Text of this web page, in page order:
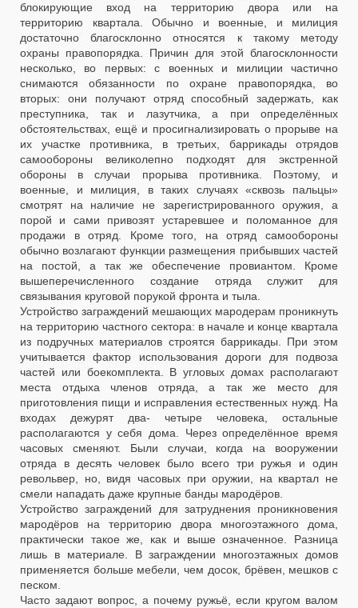
блокирующие вход на территорию двора или на
территорию квартала. Обычно и военные, и милиция
достаточно благосклонно относятся к такому методу
охраны правопорядка. Причин для этой благосклонности
несколько, во первых: с военных и милиции частично
снимаются обязанности по охране правопорядка, во
вторых: они получают отряд способный задержать, как
преступника, так и лазутчика, а при определённых
обстоятельствах, ещё и просигнализировать о прорыве на
их участке противника, в третьих, баррикады отрядов
самообороны великолепно подходят для экстренной
обороны в случаи прорыва противника. Поэтому, и
военные, и милиция, в таких случаях «сквозь пальцы»
смотрят на наличие не зарегистрированного оружия, а
порой и сами привозят устаревшее и поломанное для
продажи в отряд. Кроме того, на отряд самообороны
обычно возлагают функции размещения прибывших частей
на постой, а так же обеспечение провиантом. Кроме
вышеперечисленного создание отряда служит для
связывания круговой порукой фронта и тыла.
Устройство заграждений мешающих мародерам проникнуть
на территорию частного сектора: в начале и конце квартала
из подручных материалов строятся баррикады. При этом
учитывается фактор использования дороги для подвоза
частей или боекомплекта. В угловых домах располагают
места отдыха членов отряда, а так же место для
приготовления пищи и исправления естественных нужд. На
входах дежурят два- четыре человека, остальные
располагаются у себя дома. Через определённое время
часовых сменяют. Были случаи, когда на вооружении
отряда в десять человек было всего три ружья и один
револьвер, но, видя часовых при оружии, на квартал не
смели нападать даже крупные банды мародёров.
Устройство заграждений для затруднения проникновения
мародёров на территорию двора многоэтажного дома,
практически такое же, как и выше означенное. Разница
лишь в материале. В заграждении многоэтажных домов
применяется больше мебели, чем досок, брёвен, мешков с
песком.
Часто задают вопрос, а почему ружьё, если кругом валом